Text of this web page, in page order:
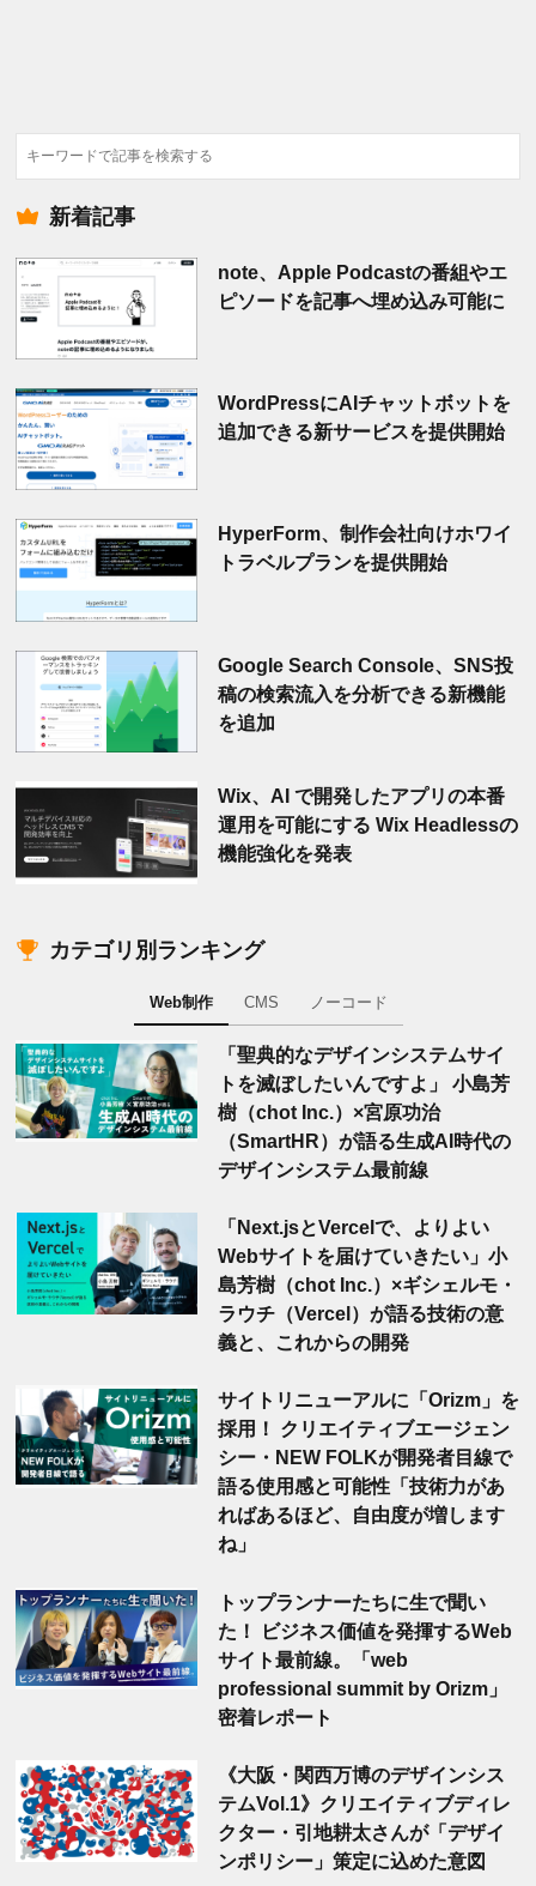
検
索
新着記事
note、Apple Podcastの番組やエ
ピソードを記事へ埋め込み可能に
WordPressにAIチャットボットを
追加できる新サービスを提供開始
HyperForm、制作会社向けホワイ
トラベルプランを提供開始
Google Search Console、SNS投
稿の検索流入を分析できる新機能
を追加
Wix、AI で開発したアプリの本番
運用を可能にする Wix Headlessの
機能強化を発表
カテゴリ別ランキング
Web制作 CMS ノーコード
「聖典的なデザインシステムサイ
トを滅ぼしたいんですよ」 小島芳
樹（chot Inc.）×宮原功治
（SmartHR）が語る生成AI時代の
デザインシステム最前線
「Next.jsとVercelで、よりよい
Webサイトを届けていきたい」小
島芳樹（chot Inc.）×ギシェルモ・
ラウチ（Vercel）が語る技術の意
義と、これからの開発
サイトリニューアルに「Orizm」を
採用！ クリエイティブエージェン
シー・NEW FOLKが開発者目線で
語る使用感と可能性「技術力があ
ればあるほど、自由度が増します
ね」
トップランナーたちに生で聞い
た！ ビジネス価値を発揮するWeb
サイト最前線。「web
professional summit by Orizm」
密着レポート
《大阪・関西万博のデザインシス
テムVol.1》クリエイティブディレ
クター・引地耕太さんが「デザイ
ンポリシー」策定に込めた意図